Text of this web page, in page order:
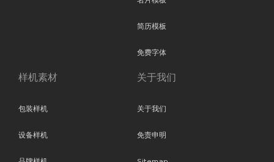
简历模板
免费字体
样机素材
包装样机
设备样机
关于我们
关于我们
免责申明